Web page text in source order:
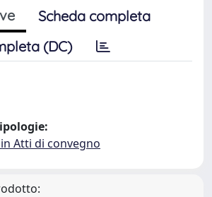
Scheda completa
(DC)
Atti di convegno